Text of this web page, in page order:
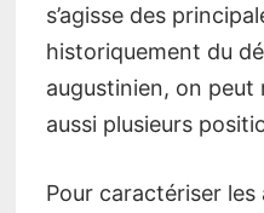
s’agisse des
historiquement du
augustinien, on peut
aussi plusieurs
Pour caractériser